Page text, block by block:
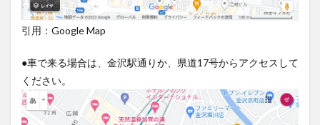
引用：Google Map
●車で来る場合は、金沢駅通りか、県道17号からアクセスして
ください。